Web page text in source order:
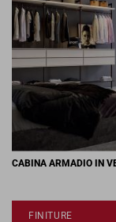
CABINA ARMADIO IN
FINITURE